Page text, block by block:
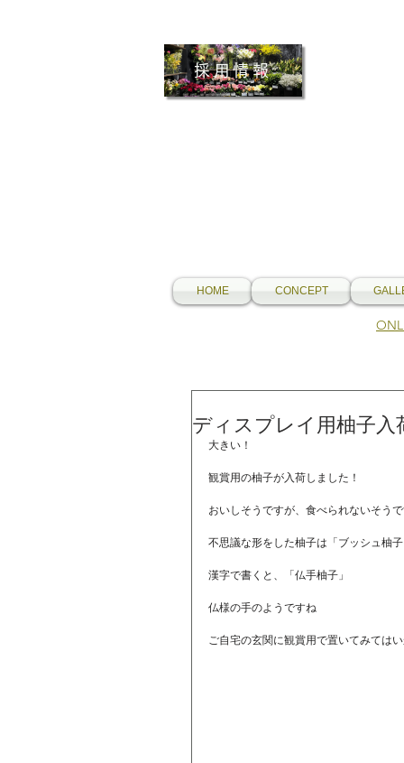
採用情報
HOME CONCEPT
ディスプレイ用柚子入
大きい！
観賞用の柚子が入荷しました！
おいしそうですが、食べられないそう
不思議な形をした柚子は「ブッシュ柚
漢字で書くと、「仏手柚子」
仏様の手のようですね
ご自宅の玄関に観賞用で置いてみては